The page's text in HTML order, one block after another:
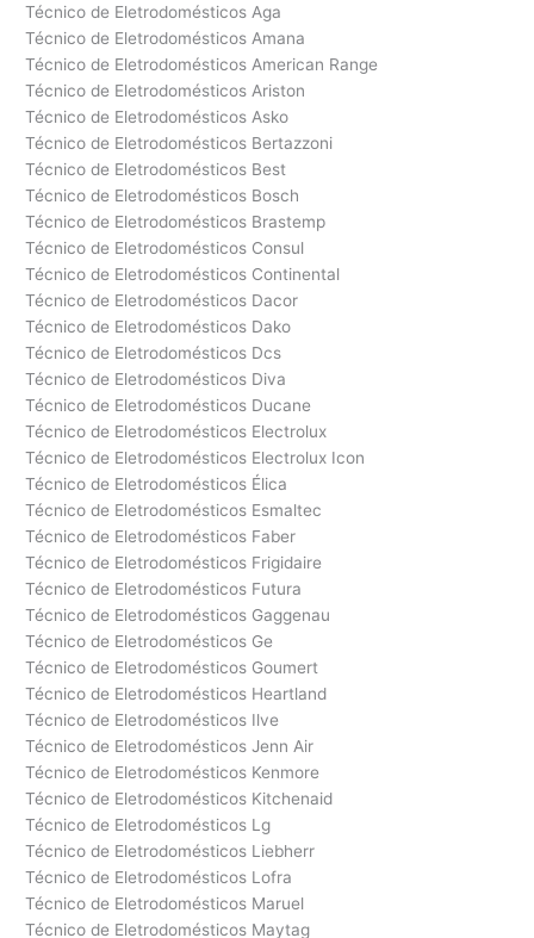
Técnico de Eletrodomésticos Aga
Técnico de Eletrodomésticos Amana
Técnico de Eletrodomésticos American Range
Técnico de Eletrodomésticos Ariston
Técnico de Eletrodomésticos Asko
Técnico de Eletrodomésticos Bertazzoni
Técnico de Eletrodomésticos Best
Técnico de Eletrodomésticos Bosch
Técnico de Eletrodomésticos Brastemp
Técnico de Eletrodomésticos Consul
Técnico de Eletrodomésticos Continental
Técnico de Eletrodomésticos Dacor
Técnico de Eletrodomésticos Dako
Técnico de Eletrodomésticos Dcs
Técnico de Eletrodomésticos Diva
Técnico de Eletrodomésticos Ducane
Técnico de Eletrodomésticos Electrolux
Técnico de Eletrodomésticos Electrolux Icon
Técnico de Eletrodomésticos Élica
Técnico de Eletrodomésticos Esmaltec
Técnico de Eletrodomésticos Faber
Técnico de Eletrodomésticos Frigidaire
Técnico de Eletrodomésticos Futura
Técnico de Eletrodomésticos Gaggenau
Técnico de Eletrodomésticos Ge
Técnico de Eletrodomésticos Goumert
Técnico de Eletrodomésticos Heartland
Técnico de Eletrodomésticos Ilve
Técnico de Eletrodomésticos Jenn Air
Técnico de Eletrodomésticos Kenmore
Técnico de Eletrodomésticos Kitchenaid
Técnico de Eletrodomésticos Lg
Técnico de Eletrodomésticos Liebherr
Técnico de Eletrodomésticos Lofra
Técnico de Eletrodomésticos Maruel
Técnico de Eletrodomésticos Maytag